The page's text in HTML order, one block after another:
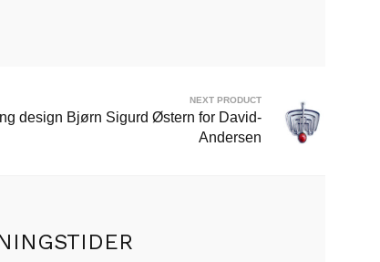
NEXT PRODUCT
design Bjørn Sigurd Østern for David-
Andersen